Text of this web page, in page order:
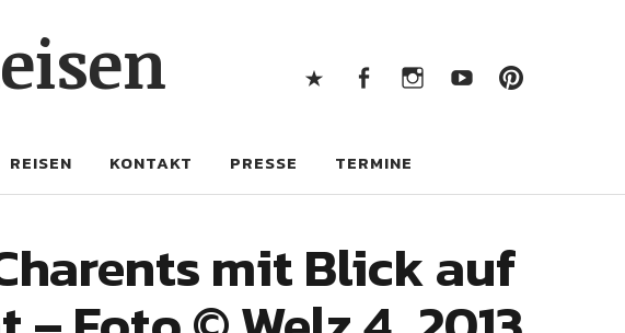
REISEN KONTAKT PRESSE TERMINE
mit Blick auf